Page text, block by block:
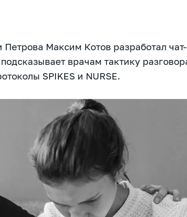
Максим Котов разработал чат-
врачам тактику
SPIKES и NURSE.